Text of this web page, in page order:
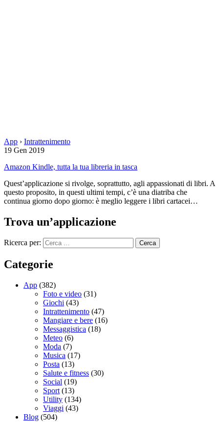
App › Intrattenimento
19 Gen 2019
Amazon Kindle, tutta la tua libreria in tasca
Quest’applicazione si rivolge, soprattutto, agli appassionati di libri. A
questo proposito, in questi ultimi tempi, c’è una diatriba che
continua giorno dopo giorno: è meglio leggere i libri cartacei…
Trova un’applicazione
Ricerca per:
Categorie
App (382)
Foto e video (31)
Giochi (43)
Intrattenimento (47)
Mangiare e bere (16)
Messaggistica (18)
Meteo (6)
Moda (7)
Musica (17)
Posta (13)
Salute e fitness (30)
Social (19)
Sport (13)
Utility (134)
Viaggi (43)
Blog (504)